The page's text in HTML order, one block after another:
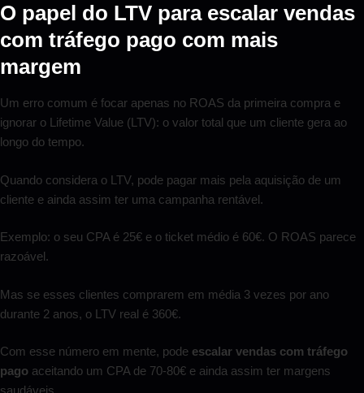
O papel do LTV para escalar vendas
com tráfego pago com mais
margem
Um erro comum é focar apenas no ROAS da primeira compra e
ignorar o Lifetime Value (LTV): o valor total que um cliente gera ao
longo do tempo.
Quando considera o LTV, pode pagar mais pela aquisição de um
cliente e ainda assim ter uma campanha rentável.
Exemplo: o seu CPA é 25€ e o ticket médio é 60€. O ROAS parece
razoável.
Mas se esses clientes comprarem em média 3 vezes por ano
durante 2 anos, o LTV real é 360€.
Com esse número em mente, pode escalar vendas com tráfego
pago aceitando um CPA de 70-80€ e ainda assim ter margens